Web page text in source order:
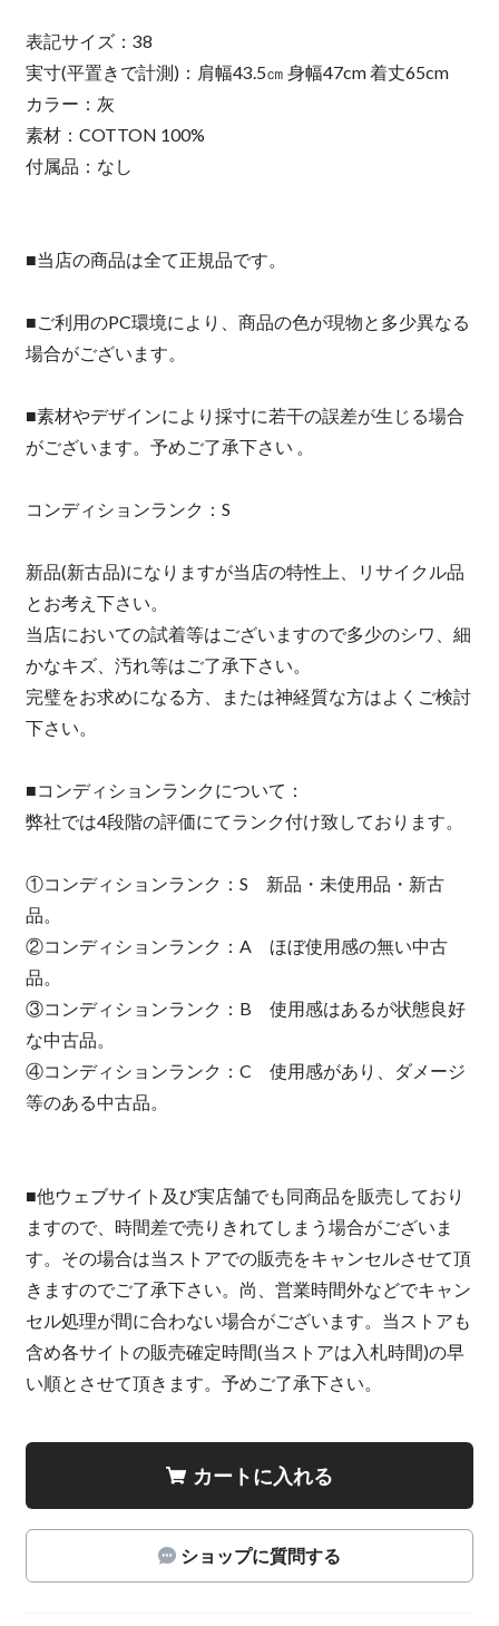
表記サイズ：38
実寸(平置きで計測)：肩幅43.5㎝ 身幅47cm 着丈65cm
カラー：灰
素材：COTTON 100%
付属品：なし
■当店の商品は全て正規品です。
■ご利用のPC環境により、商品の色が現物と多少異なる
場合がございます。
■素材やデザインにより採寸に若干の誤差が生じる場合
がございます。予めご了承下さい 。
コンディションランク：S
新品(新古品)になりますが当店の特性上、リサイクル品
とお考え下さい。
当店においての試着等はございますので多少のシワ、細
かなキズ、汚れ等はご了承下さい。
完璧をお求めになる方、または神経質な方はよくご検討
下さい。
■コンディションランクについて：
弊社では4段階の評価にてランク付け致しております。
①コンディションランク：S 新品・未使用品・新古
品。
②コンディションランク：A ほぼ使用感の無い中古
品。
③コンディションランク：B 使用感はあるが状態良好
な中古品。
④コンディションランク：C 使用感があり、ダメージ
等のある中古品。
■他ウェブサイト及び実店舗でも同商品を販売しており
ますので、時間差で売りきれてしまう場合がございま
す。その場合は当ストアでの販売をキャンセルさせて頂
きますのでご了承下さい。尚、営業時間外などでキャン
セル処理が間に合わない場合がございます。当ストアも
含め各サイトの販売確定時間(当ストアは入札時間)の早
い順とさせて頂きます。予めご了承下さい。
カートに入れる
ショップに質問する